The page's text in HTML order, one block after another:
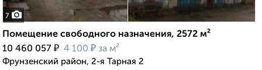
7
Помещение свободного назначения, 2572 м²
10 460 057 ₽ 4 100 ₽ за м²
Фрунзенский район, 2-я Тарная 2